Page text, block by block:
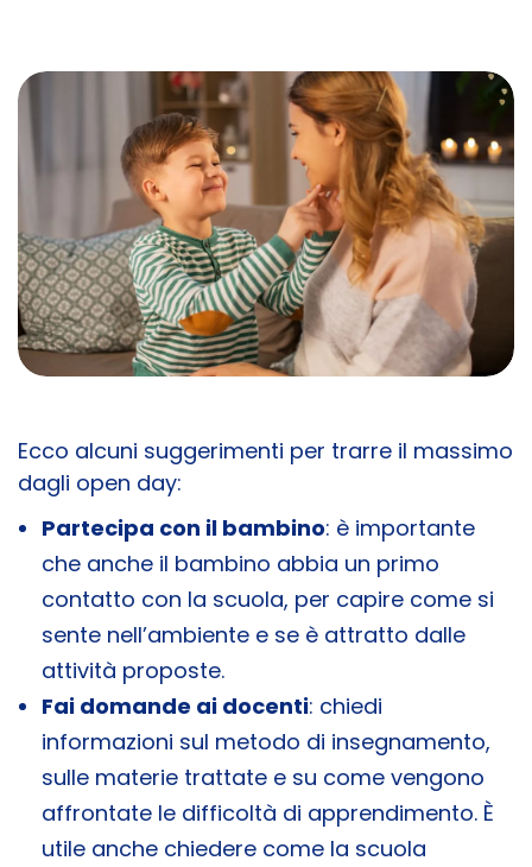
Ecco alcuni suggerimenti per trarre il massimo
dagli open day:
Partecipa con il bambino: è importante
che anche il bambino abbia un primo
contatto con la scuola, per capire come si
sente nell’ambiente e se è attratto dalle
attività proposte.
Fai domande ai docenti: chiedi
informazioni sul metodo di insegnamento,
sulle materie trattate e su come vengono
affrontate le difficoltà di apprendimento. È
utile anche chiedere come la scuola